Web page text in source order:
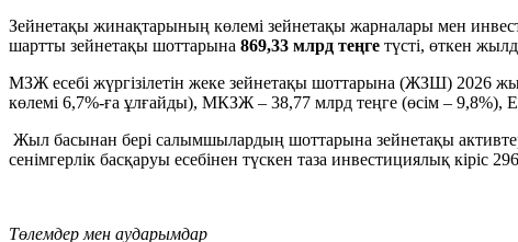
Зейнетақы жинақтарының көлемі зейнетақы жарналары мен
шартты зейнетақы шоттарына 869,33 млрд теңге түсті, өткен
МЗЖ есебі жүргізілетін жеке зейнетақы шоттарына (ЖЗШ) 2026
көлемі 6,7%-ға ұлғайды), МКЗЖ – 38,77 млрд теңге (өсім –
Жыл басынан бері салымшылардың шоттарына зейнетақы
сенімгерлік басқаруы есебінен түскен таза инвестициялық кіріс
Төлемдер мен аударымдар